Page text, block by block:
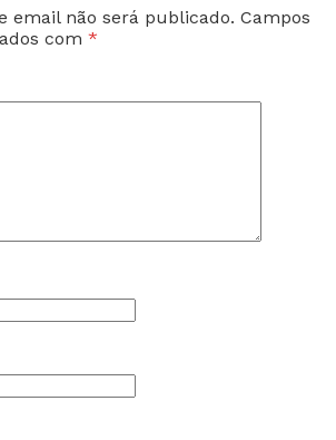
email não será publicado. Campos
com *